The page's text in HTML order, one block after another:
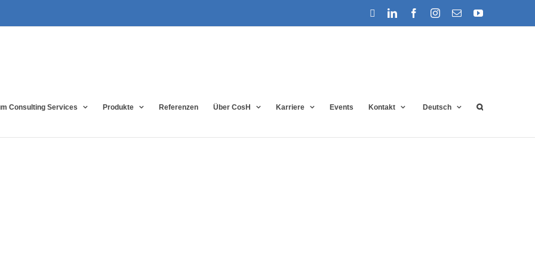
SupportLinkedInFacebookInstagram
E-
YouTube
Consulting Services Produkte Referenzen Über CosH Karriere Events Kontakt Deutsch